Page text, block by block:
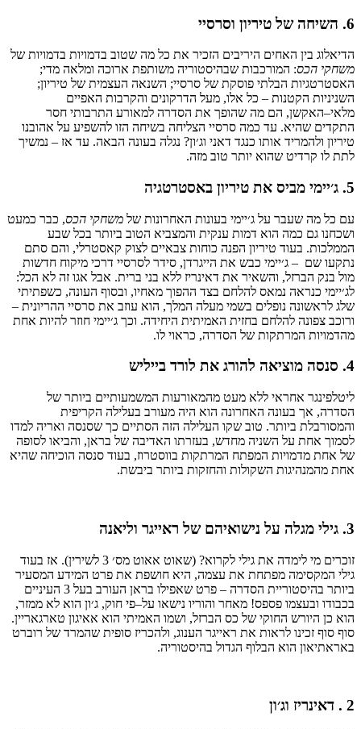
6. השיחה של טיריון וסרסיי
הדיאלוג בין האחים היריבים הזכיר את כל מה שטוב בדמויות בדמויות של
משחקי הכס: המורכבות שבהיסטוריה משותפת ארוכה ומלאה מדי;
האסטרטגיות הבלתי פוסקת של סרסיי; השנאה העצמית של טיריון;
השניניות הקטנות – כל אלו, מעל הדרקונים והקרבות האפיים
מלאי–האקשן, הם מה שהופך את הסדרה למאורע התרבותי חסר
התקדים שהיא. עד כמה סרסיי הצליחה בשיחה הזו להשפיע על אהובנו
טיריון ולהמריד אותו כנגד דאני וג׳ון? נגלה בעונה הבאה. עד אז – נמשיך
לתת לו קרדיט שהוא יותר טוב מזה.
5. ג׳יימי מביס את טיריון באסטרטגיה
עם כל מה שעבר על ג׳יימי בעונות האחרונות של משחקי הכס, כבר כמעט
ושכחנו גם כמה הוא דמות ענקית והמצביא הטוב ביותר בכל שבע
הממלכות. בעוד טיריון הפנה כוחות צבאיים לצוק קאסטרלי, והם סתם
נתקעו שם – ג׳יימי כבש את הייגרדן, סידר לסרסיי דרכי מיקוח חדשות
מול בנק הברזל, והשאיר את דאינריז ללא בני ברית. אבל אגו זה לא הכל:
לג׳יימי כנראה נמאס להלחם בצד ההפוך מאחיו, ובסוף העונה, כשפתיתי
שלג לראשונה נופלים בשמי מעלה המלך, הוא עוזב את סרסיי ההריונית –
ורוכב צפונה להלחם בחזית האמיתית היחידה. וכך ג׳יימי חוזר להיות אחת
מהדמויות המרתקות של הסדרה, כראוי לו.
4. סנסה מוציאה להורג את לורד בייליש
ליטלפינגר אחראי ללא מעט מהמאורעות המשמעותיים ביותר של
הסדרה, אך בעונה האחרונה הוא היה מעורב בעלילה הקריפית
והמסורבלת ביותר. טוב שקו העלילה הזה הסתיים כך שסנסה ואריה למדו
לסמוך אחת על השניה מחדש, בעזרתו האדיבה של בראן, והביאו לסופה
של אחת מדמויות המפתח המרתקות בווסטרוז, בעוד סנסה הוכיחה שהיא
אחת מהמנהיגות השקולות והחזקות ביותר ביבשת.
3. גילי מגלה על נישואיהם של ראייגר וליאנה
זוכרים מי לימדה את גילי לקרוא? (שאוט אאוט מס׳ לשירין). אז בעוד
גילי המקסימה מפתחת את עצמה, היא חושפת את פרט המידע המסעיר
ביותר בהיסטוריית הסדרה – פרט שאפילו בראן העורב בעל
העיניים
בכבודו ובעצמו פספס! מאחר והוריו נישאו על–פי חוק, ג׳ון הוא לא ממזר,
הוא כן היורש החוקי של כס הברזל, ושמו האמיתי הוא אאיגון טארגאריין.
סוף סוף זכינו לראות את ראייגר הענוג, ולהכריז סופית שהמרד של רוברט
באראתיאון הוא הבלוף הגדול בהיסטוריה.
2 . דאינריז וג׳ון